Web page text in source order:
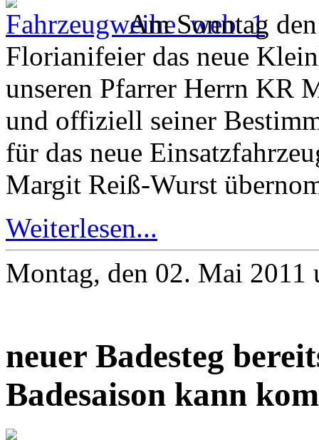
Am Sonntag
Florianifeier das neue
unseren Pfarrer Herrn KR
und offiziell seiner
für das neue
Margit Reiß-Wurst
Weiterlesen...
Montag, den 02. Mai 2011
neuer Badesteg
Badesaison kann